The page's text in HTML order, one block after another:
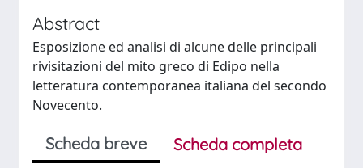
Abstract
Esposizione ed analisi di alcune delle principali
rivisitazioni del mito greco di Edipo nella
letteratura contemporanea italiana del secondo
Novecento.
Scheda breve
Scheda completa